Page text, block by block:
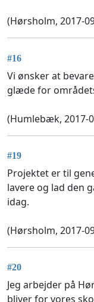
(Hørsholm, 2017-
#16
Vi ønsker at
glæde for
(Humlebæk, 2017-
#19
Projektet er til
lavere og lad den
idag.
(Hørsholm, 2017-
#20
Jeg arbejder på
bliver for vores